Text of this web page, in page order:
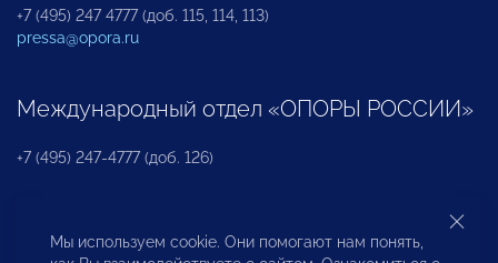
+7 (495) 247 4777 (доб. 115, 114, 113)
pressa@opora.ru
Международный отдел «ОПОРЫ РОССИИ»
+7 (495) 247-4777 (доб. 126)
Бюро по защите прав предпринимателей и
Мы используем cookie. Они помогают нам понять,